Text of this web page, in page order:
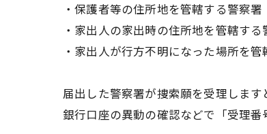
・保護者等の住所地を管轄する警察署
・家出人の家出時の住所地を管轄する
・家出人が行方不明になった場所を
届出した警察署が捜索願を受理しま
銀行口座の異動の確認などで「受理番